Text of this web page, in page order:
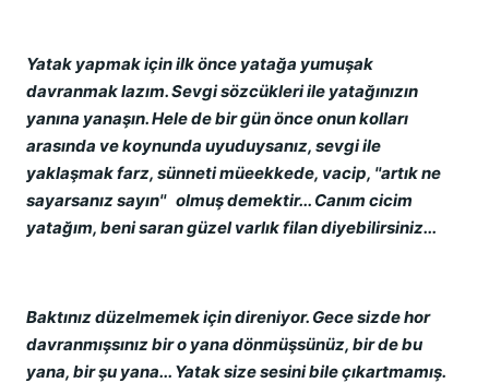
Yatak yapmak için ilk önce yatağa yumuşak
davranmak lazım. Sevgi sözcükleri ile yatağınızın
yanına yanaşın. Hele de bir gün önce onun kolları
arasında ve koynunda uyuduysanız, sevgi ile
yaklaşmak farz, sünneti müeekkede, vacip, ''artık ne
sayarsanız sayın'' olmuş demektir... Canım cicim
yatağım, beni saran güzel varlık filan diyebilirsiniz...
Baktınız düzelmemek için direniyor. Gece sizde hor
davranmışsınız bir o yana dönmüşsünüz, bir de bu
yana, bir şu yana... Yatak size sesini bile çıkartmamış.